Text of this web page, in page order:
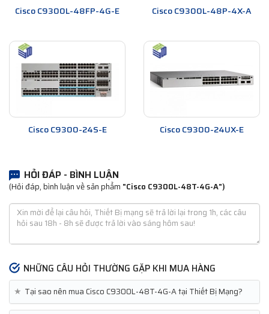
Cisco C9300L-48FP-4G-E Cisco C9300L-48P-4X-A
Cisco C9300-24S-E Cisco C9300-24UX-E
HỎI ĐÁP - BÌNH LUẬN
(Hỏi đáp, bình luận về sản phẩm "Cisco C9300L-48T-4G-A")
NHỮNG CÂU HỎI THƯỜNG GẶP KHI MUA HÀNG
★ Tại sao nên mua Cisco C9300L-48T-4G-A tại Thiết Bị Mạng?